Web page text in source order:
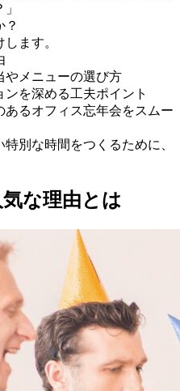
？
ます。
やメニューの選び方
ンを深める工夫ポイント
るオフィス忘年会をスムー
別な時間をつくるために、
な理由とは